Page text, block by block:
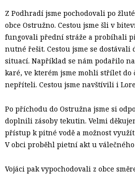
Z Podhradí jsme pochodovali po
obce Ostružno. Cestou jsme šli v
fungovali přední stráže a probíhali
nutné řešit. Cestou jsme se dostávali
situací. Například se nám podařilo
karé, ve kterém jsme mohli střílet do
nepříteli. Cestou jsme navštívili i
Po příchodu do Ostružna jsme si
doplnili zásoby tekutin. Velmi
přístup k pitné vodě a možnost využít
V obci proběhl pietní akt u
Vojáci pak vypochodovali z obce